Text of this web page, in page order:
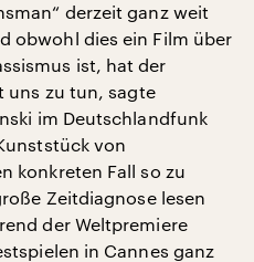
derzeit ganz weit
obwohl dies ein Film über
ist, hat der
uns zu tun, sagte
im Deutschlandfunk
von
konkreten Fall so zu
Zeitdiagnose lesen
der Weltpremiere
in Cannes ganz